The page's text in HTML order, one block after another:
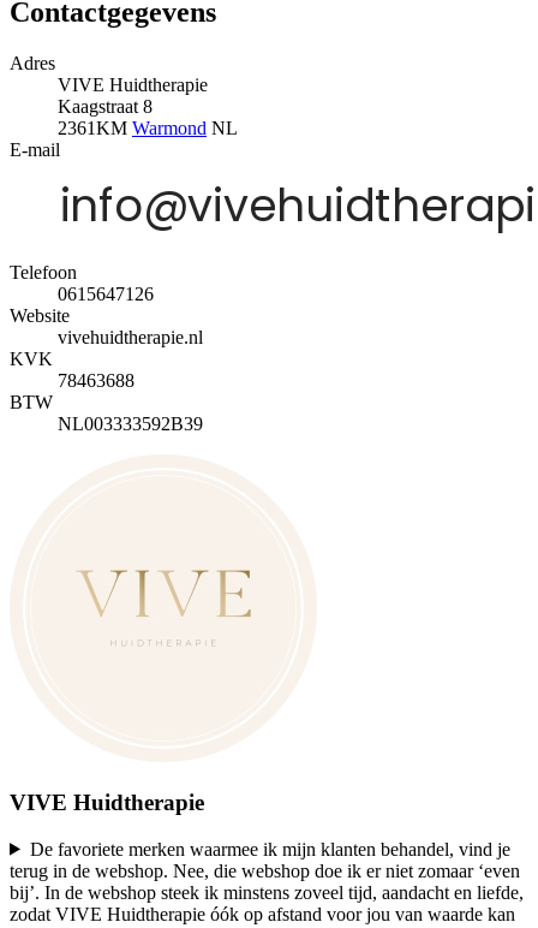
Contactgegevens
Adres
VIVE Huidtherapie
Kaagstraat 8
2361KM Warmond NL
E-mail
Telefoon
0615647126
Website
vivehuidtherapie.nl
KVK
78463688
BTW
NL003333592B39
VIVE Huidtherapie
De favoriete merken waarmee ik mijn klanten behandel, vind je
terug in de webshop. Nee, die webshop doe ik er niet zomaar ‘even
bij’. In de webshop steek ik minstens zoveel tijd, aandacht en liefde,
zodat VIVE Huidtherapie óók op afstand voor jou van waarde kan